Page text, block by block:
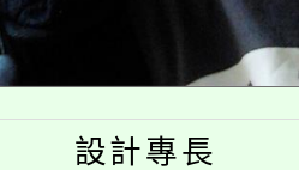
設計專長